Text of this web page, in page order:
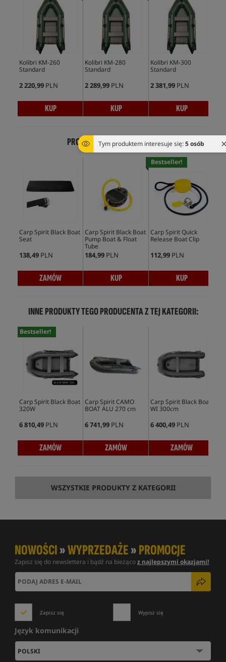
Tym produktem interesuje się:5 osób
Kolibri KM-260
Standard
2 220,99 PLN
KUP
Kolibri KM-280
Standard
2 289,99 PLN
KUP
Kolibri KM-300
Standard
2 381,99 PLN
KUP
PRODUKTY Z TEJ SAMEJ SERII
Carp Spirit Black Boat
Seat
138,49 PLN
ZAMÓW
Carp Spirit Black Boat
Pump Boat & Float
Tube
184,99 PLN
KUP
Bestseller!
Carp Spirit Quick
Release Boat Clip
112,99 PLN
KUP
INNE PRODUKTY TEGO PRODUCENTA Z TEJ KATEGORII:
Bestseller!
Carp Spirit Black Boat
320W
6 810,49 PLN
ZAMÓW
Carp Spirit CAMO
BOAT ALU 270 cm
6 741,99 PLN
ZAMÓW
Carp Spirit Black Boat
WI 300cm
6 400,49 PLN
ZAMÓW
WSZYSTKIE PRODUKTY Z KATEGORII
NOWOŚCI»WYPRZEDAŻE»PROMOCJE
Zapisz się do newslettera i bądź na bieżącoz najlepszymi okazjami!
Zapisz się Wypisz się
Język komunikacji